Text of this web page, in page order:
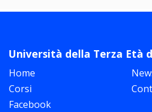
Università della Terza Età
Home
Corsi
Facebook